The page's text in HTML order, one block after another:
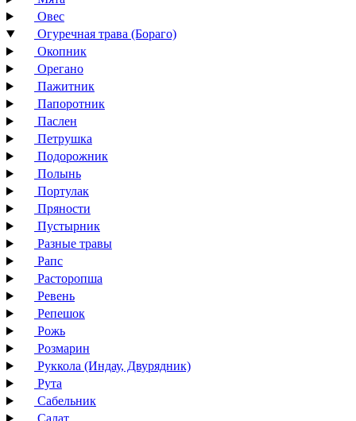
Овес
Огуречная трава (Бораго)
Окопник
Орегано
Пажитник
Папоротник
Паслен
Петрушка
Подорожник
Полынь
Портулак
Пряности
Пустырник
Разные травы
Рапс
Расторопша
Ревень
Репешок
Рожь
Розмарин
Руккола (Индау, Двурядник)
Рута
Сабельник
Салат